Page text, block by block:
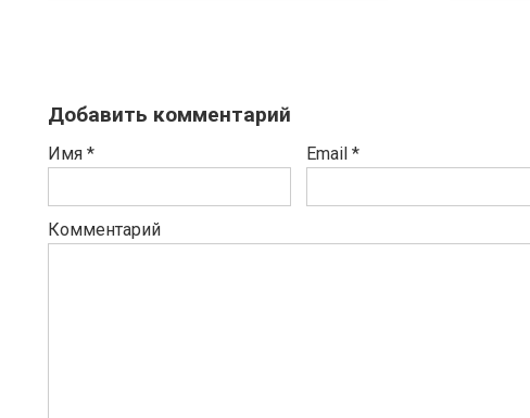
Добавить комментарий
Имя * Email *
Комментарий